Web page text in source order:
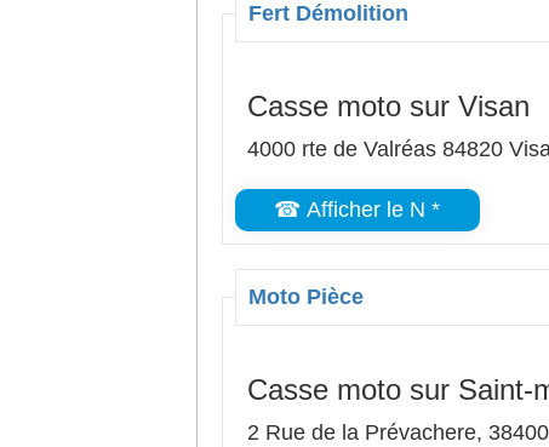
Fert Démolition
Casse moto sur Visan
4000 rte de Valréas 84820
☎ Afficher le N *
Moto Pièce
Casse moto sur Saint-
2 Rue de la Prévachere,